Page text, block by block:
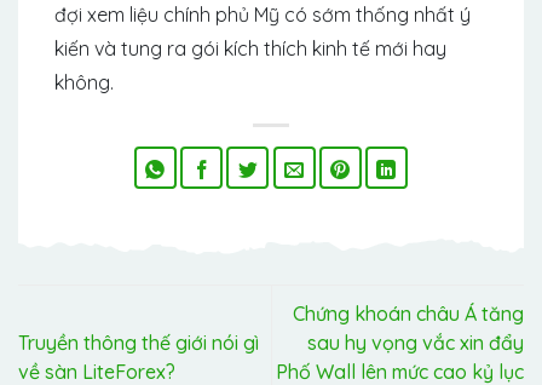
đợi xem liệu chính phủ Mỹ có sớm thống nhất ý
kiến và tung ra gói kích thích kinh tế mới hay
không.
Truyền thông thế giới nói gì
về sàn LiteForex?
Chứng khoán châu Á tăng
sau hy vọng vắc xin đẩy
Phố Wall lên mức cao kỷ lục